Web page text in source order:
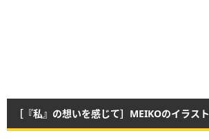
［『私』の想いを感じて］MEIKOのイラスト